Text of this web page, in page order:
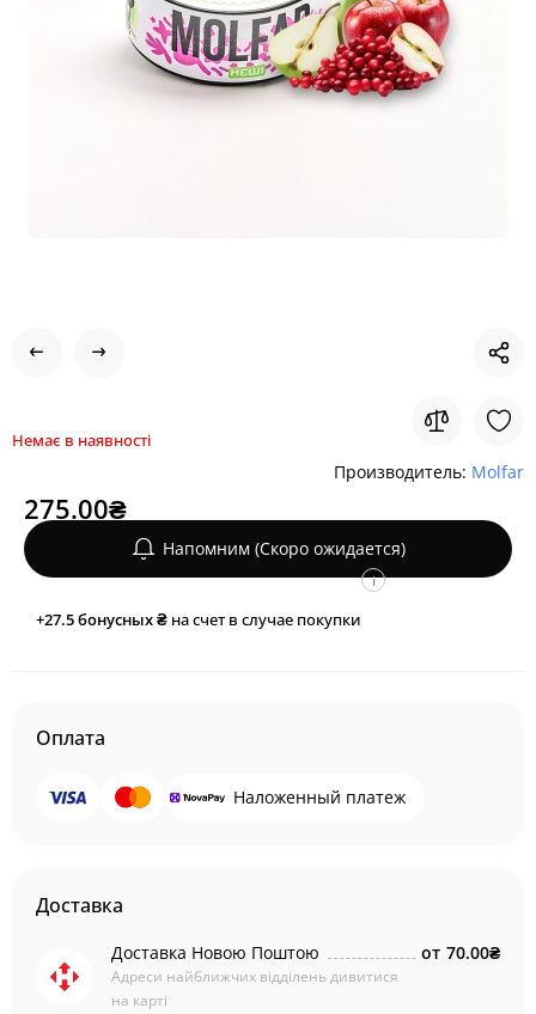
Немає в наявності
Производитель: Molfar
275.00₴
Напомним (Скоро ожидается)
+27.5бонусных ₴ на счет в случае покупки
i
Оплата
Наложенный платеж
Доставка
Доставка Новою Поштою
Адреси найближчих відділень дивитися
на карті
от 70.00₴